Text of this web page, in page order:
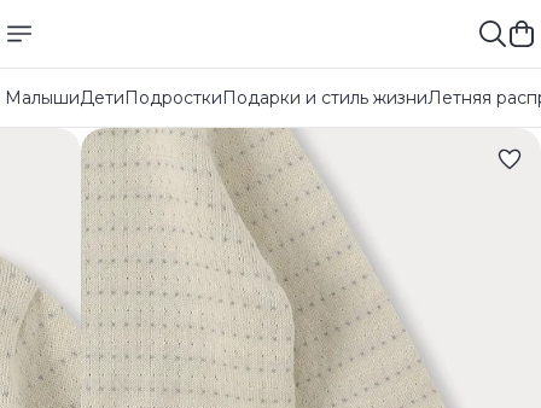
МалышиДетиПодросткиПодарки и стиль жизниЛетняя